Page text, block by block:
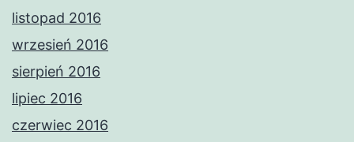
listopad 2016
wrzesień 2016
sierpień 2016
lipiec 2016
czerwiec 2016